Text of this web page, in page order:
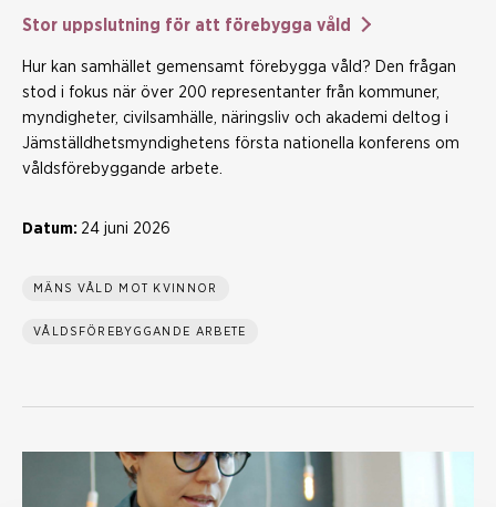
Stor uppslutning för att förebygga våld
Hur kan samhället gemensamt förebygga våld? Den frågan
stod i fokus när över 200 representanter från kommuner,
myndigheter, civilsamhälle, näringsliv och akademi deltog i
Jämställdhetsmyndighetens första nationella konferens om
våldsförebyggande arbete.
Datum: 24 juni 2026
MÄNS VÅLD MOT KVINNOR
VÅLDSFÖREBYGGANDE ARBETE